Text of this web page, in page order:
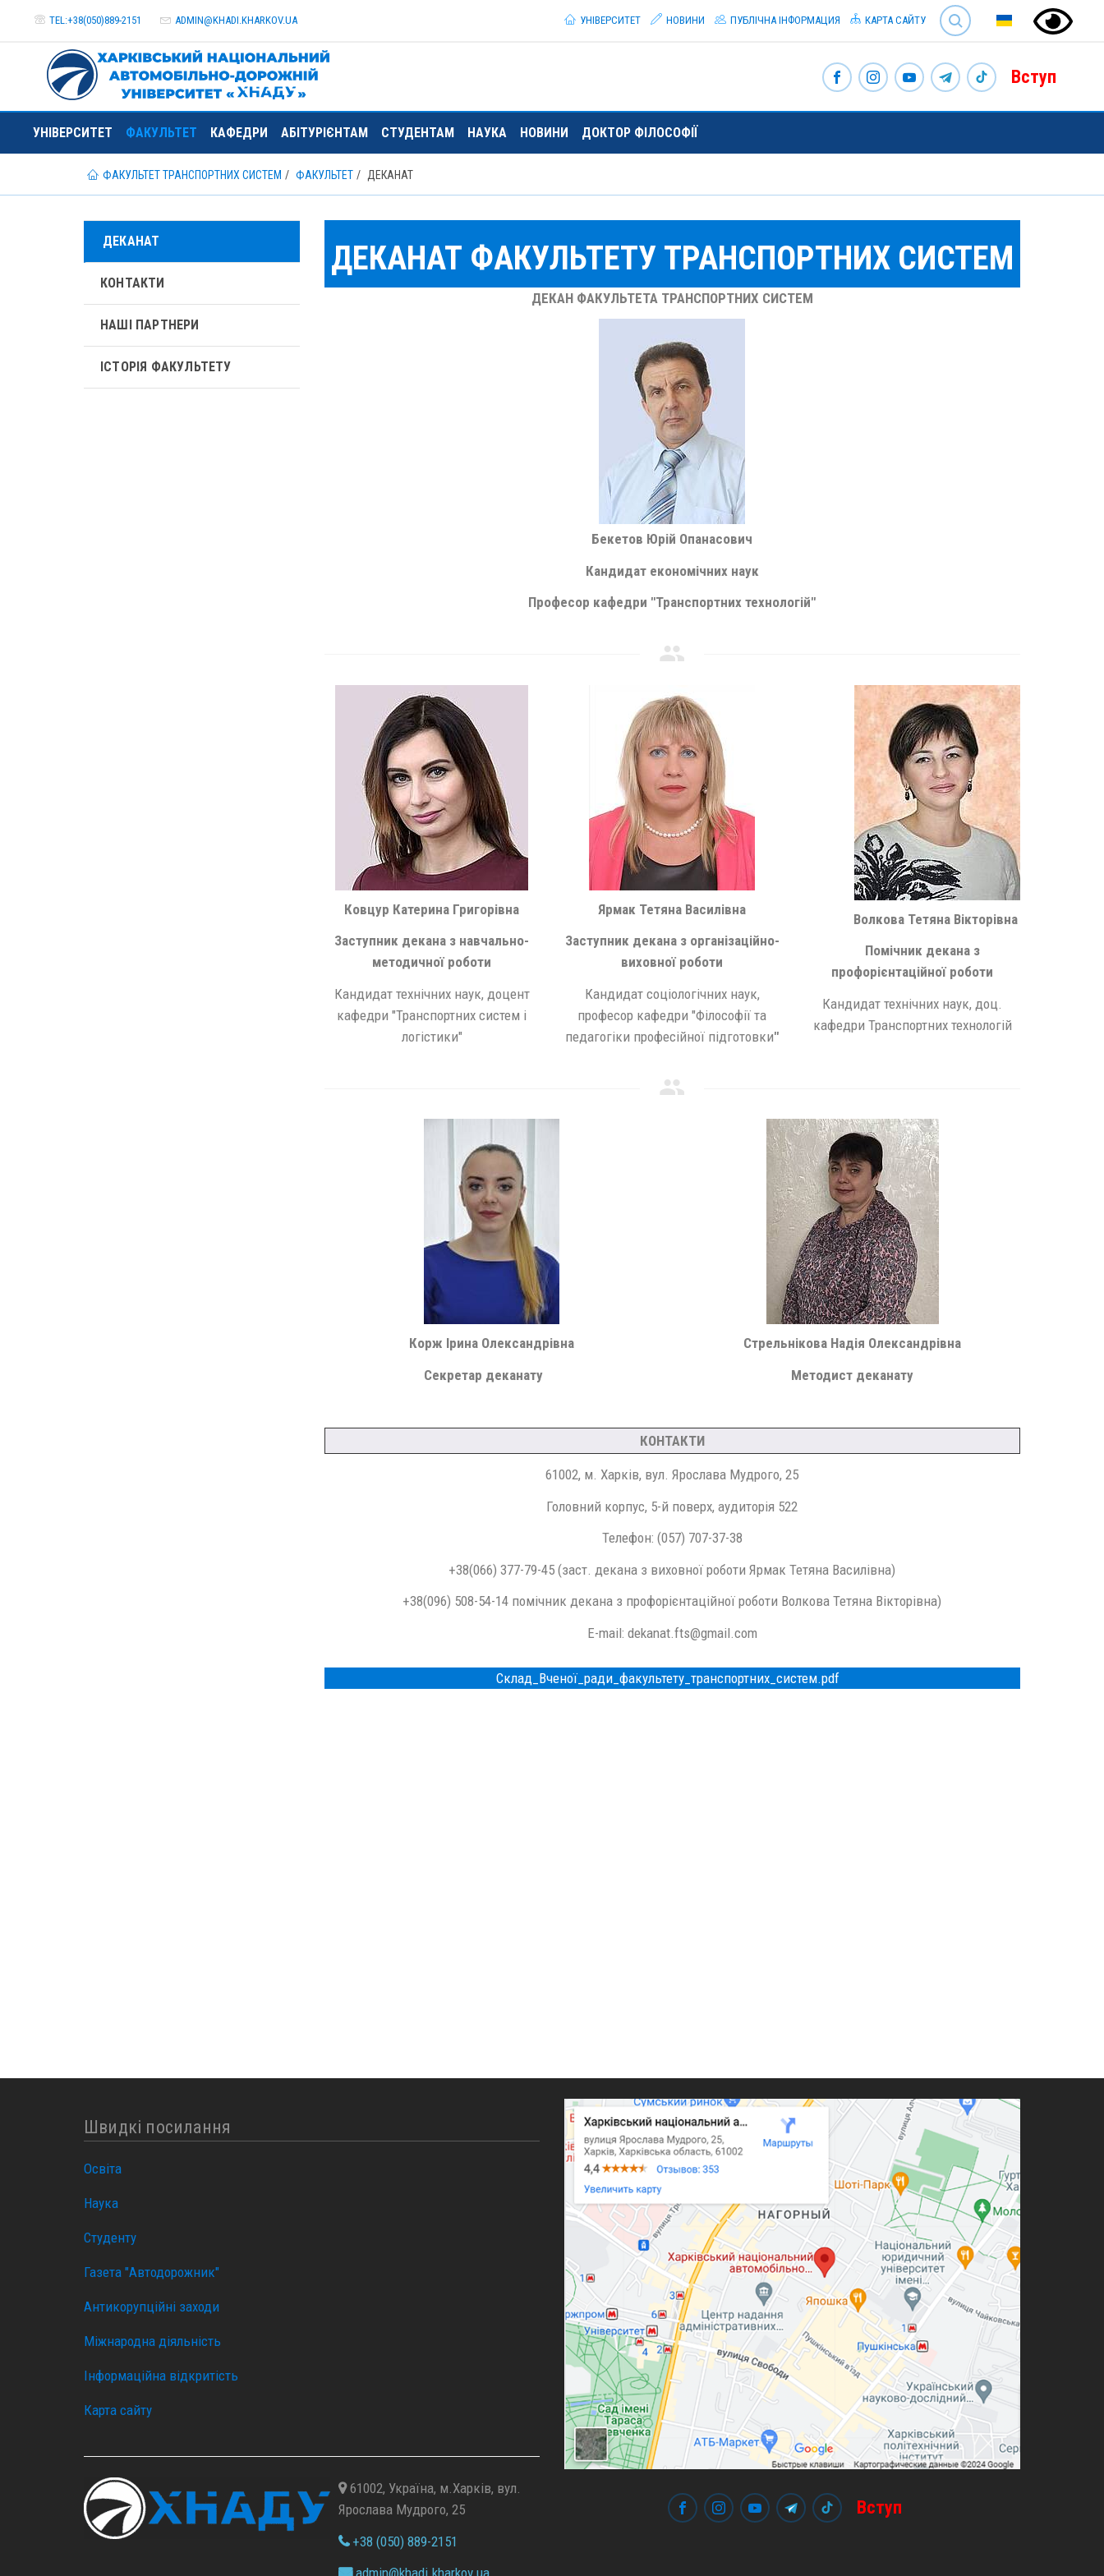
TEL:+38(050)889-2151 ADMIN@KHADI.KHARKOV.UA
SEARCH
УНІВЕРСИТЕТ
НОВИНИ ПУБЛІЧНА ІНФОРМАЦИЯ КАРТА САЙТУ
Вступ
УНІВЕРСИТЕТ ФАКУЛЬТЕТ КАФЕДРИ АБІТУРІЄНТАМ СТУДЕНТАМ НАУКА НОВИНИ ДОКТОР ФІЛОСОФІЇ
ФАКУЛЬТЕТ ТРАНСПОРТНИХ СИСТЕМ ФАКУЛЬТЕТ ДЕКАНАТ
ДЕКАНАТ ФАКУЛЬТЕТУ ТРАНСПОРТНИХ СИСТЕМ
ДЕКАН ФАКУЛЬТЕТА ТРАНСПОРТНИХ СИСТЕМ
Бекетов Юрій Опанасович
Кандидат економічних наук
Професор кафедри "Транспортних технологій"
Ковцур Катерина Григорівна
Заступник декана з навчально-
методичної роботи
Кандидат технічних наук, доцент
кафедри "Транспортних систем і
логістики"
Ярмак Тетяна Василівна
Заступник декана з організаційно-
виховної роботи
Кандидат соціологічних наук,
професор кафедри "Філософії та
педагогіки професійної підготовки"
Волкова Тетяна Вікторівна
Помічник декана з
профорієнтаційної роботи
Кандидат технічних наук, доц.
кафедри Транспортних технологій
Корж Ірина Олександрівна
Секретар деканату
Стрельнікова Надія Олександрівна
Методист деканату
КОНТАКТИ
61002, м. Харків, вул. Ярослава Мудрого, 25
Головний корпус, 5-й поверх, аудиторія 522
Телефон: (057) 707-37-38
+38(066) 377-79-45 (заст. декана з виховної роботи Ярмак Тетяна Василівна)
+38(096) 508-54-14 помічник декана з профорієнтаційної роботи Волкова Тетяна Вікторівна)
E-mail: dekanat.fts@gmail.com
Склад_Вченої_ради_факультету_транспортних_систем.pdf
ДЕКАНАТ
КОНТАКТИ
НАШІ ПАРТНЕРИ
ІСТОРІЯ ФАКУЛЬТЕТУ
Швидкі посилання
Освіта
Наука
Студенту
Газета "Автодорожник"
Антикорупційні заходи
Міжнародна діяльність
Інформаційна відкритість
Карта сайту
61002, Україна, м.Харків, вул.
Ярослава Мудрого, 25
+38 (050) 889-2151
admin@khadi.kharkov. ua
Вступ